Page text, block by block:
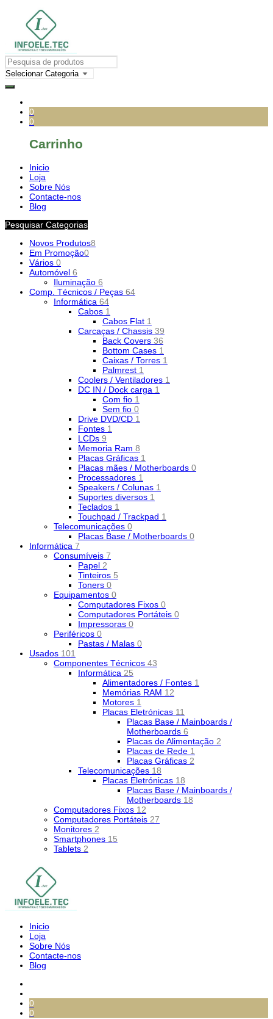
0
0
Carrinho
Inicio
Loja
Sobre Nós
Contacte-nos
Blog
Pesquisar Categorias
Novos Produtos8
Em Promoção0
Vários 0
Automóvel 6
Iluminação 6
Comp. Técnicos / Peças 64
Informática 64
Cabos 1
Cabos Flat 1
Carcaças / Chassis 39
Back Covers 36
Bottom Cases 1
Caixas / Torres 1
Palmrest 1
Coolers / Ventiladores 1
DC IN / Dock carga 1
Com fio 1
Sem fio 0
Drive DVD/CD 1
Fontes 1
LCDs 9
Memoria Ram 8
Placas Gráficas 1
Placas mães / Motherboards 0
Processadores 1
Speakers / Colunas 1
Suportes diversos 1
Teclados 1
Touchpad / Trackpad 1
Telecomunicações 0
Placas Base / Motherboards 0
Informática 7
Consumíveis 7
Papel 2
Tinteiros 5
Toners 0
Equipamentos 0
Computadores Fixos 0
Computadores Portáteis 0
Impressoras 0
Periféricos 0
Pastas / Malas 0
Usados 101
Componentes Técnicos 43
Informática 25
Alimentadores / Fontes 1
Memórias RAM 12
Motores 1
Placas Eletrónicas 11
Placas Base / Mainboards /
Motherboards 6
Placas de Alimentação 2
Placas de Rede 1
Placas Gráficas 2
Telecomunicações 18
Placas Eletrónicas 18
Placas Base / Mainboards /
Motherboards 18
Computadores Fixos 12
Computadores Portáteis 27
Monitores 2
Smartphones 15
Tablets 2
Inicio
Loja
Sobre Nós
Contacte-nos
Blog
0
0